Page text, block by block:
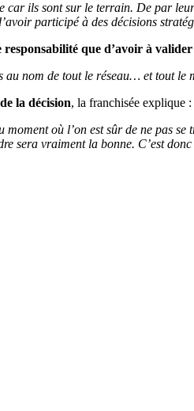
car ils sont sur le terrain. De par
participé à des décisions
responsabilité que d’avoir à
au nom de tout le réseau… et tout le
la décision, la franchisée explique :
moment où l’on est sûr de ne pas
sera vraiment la bonne. C’est